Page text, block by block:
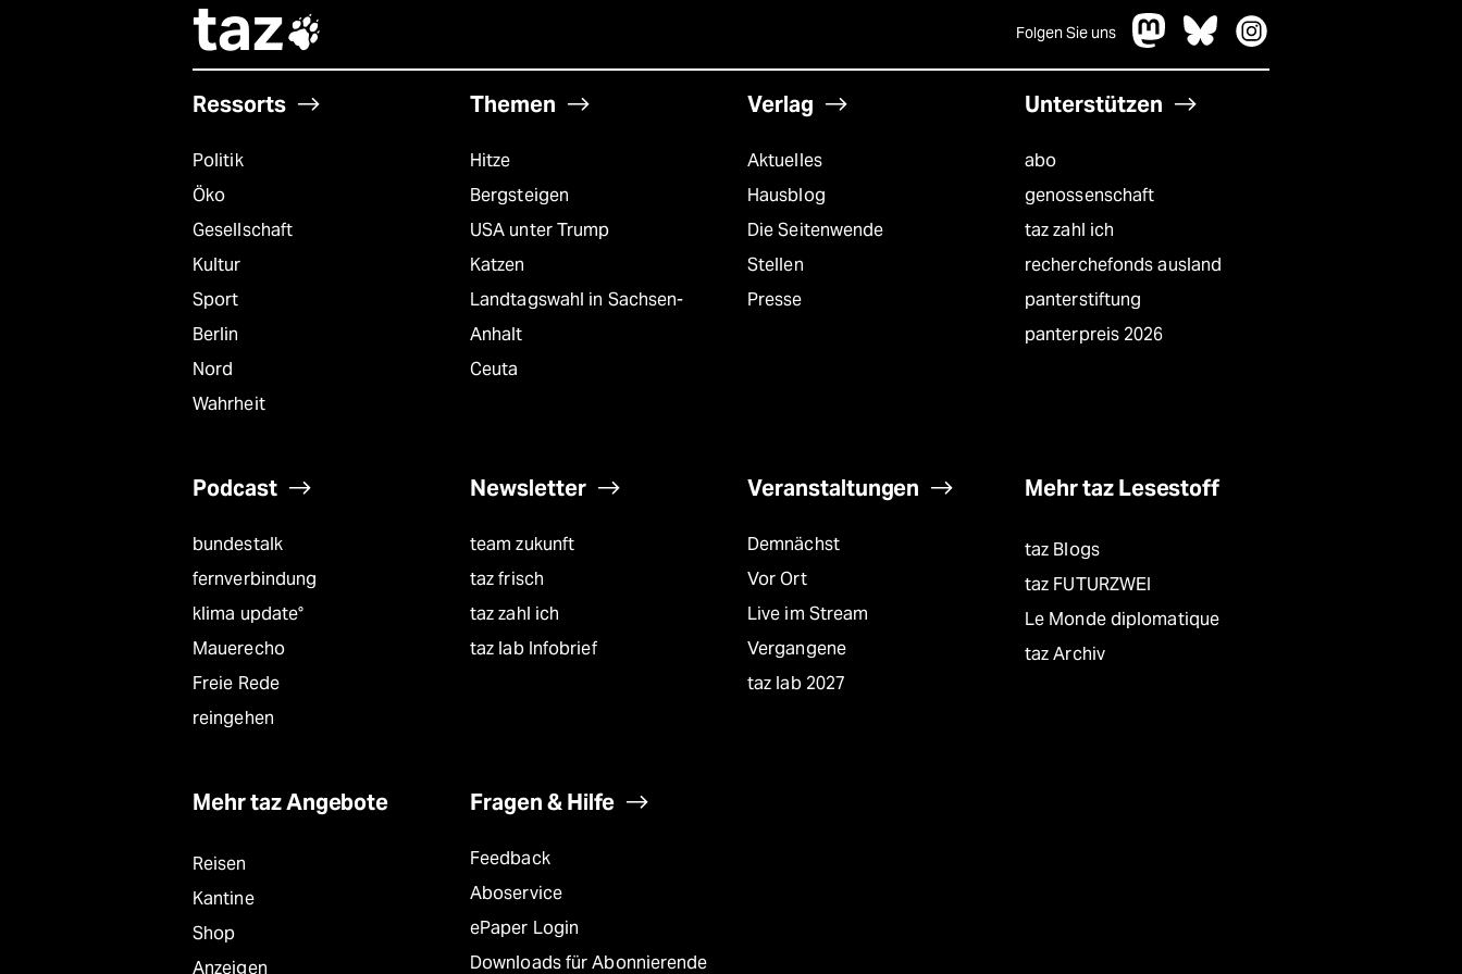
taz Folgen Sie uns
Ressorts
Politik
Öko
Gesellschaft
Kultur
Sport
Berlin
Nord
Wahrheit
Themen
Hitze
Bergsteigen
USA unter Trump
Katzen
Landtagswahl in Sachsen-
Anhalt
Ceuta
Verlag
Aktuelles
Hausblog
Die Seitenwende
Stellen
Presse
Unterstützen
abo
genossenschaft
taz zahl ich
recherchefonds ausland
panterstiftung
panterpreis 2026
Podcast
bundestalk
fernverbindung
klima update°
Mauerecho
Freie Rede
reingehen
Newsletter
team zukunft
taz frisch
taz zahl ich
taz lab Infobrief
Veranstaltungen
Demnächst
Vor Ort
Live im Stream
Vergangene
taz lab 2027
Mehr taz Lesestoff
taz Blogs
taz FUTURZWEI
Le Monde diplomatique
taz Archiv
Mehr taz Angebote
Reisen
Kantine
Shop
Anzeigen
Fragen & Hilfe
Feedback
Aboservice
ePaper Login
Downloads für Abonnierende